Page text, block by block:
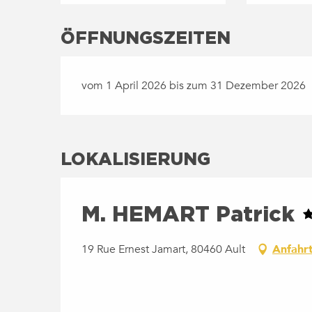
ÖFFNUNGSZEITEN
vom 1 April 2026 bis zum 31 Dezember 2026
LOKALISIERUNG
M. HEMART Patrick
19 Rue Ernest Jamart, 80460 Ault